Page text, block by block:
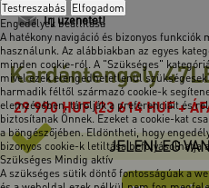
Testreszabás Elfogadom
Engedélyek beállítása
A hatékony navigáció és bizonyos funkciók
használunk. Az alábbiakban az egyes
minden cookie-ról. A "Szükséges"
mivel ezek elengedhetetlenül
harmadik féltől származó cookie-k
elemzésében, tárolják a preferenciáit és
biztosítanak Önnek. Ezeket a cookie-kat
a böngészőjében. Eldöntheti, hogy
bizonyos cookie-k letiltása befolyásolhatja
Szükséges Mindig aktív
A szükséges sütik döntő fontosságúak a
Írj üzenetet!
Kardántengely
29 990HUF(23 614 HUF +
JELENLEG